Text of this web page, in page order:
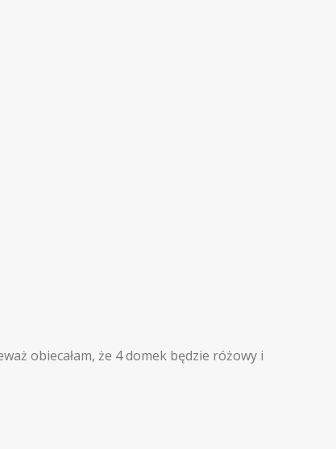
obiecałam, że 4 domek będzie różowy i